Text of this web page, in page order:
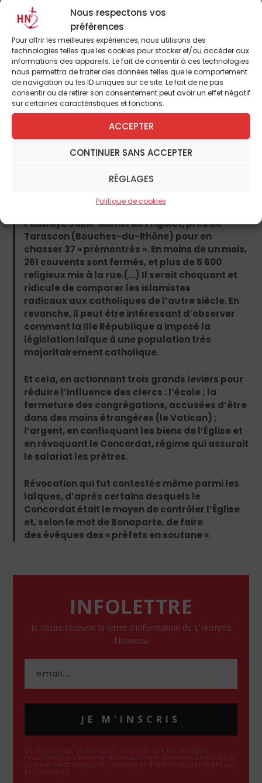
Nous respectons vos
préférences
Pour offrir les meilleures expériences, nous utilisons des
technologies telles que les cookies pour stocker et/ou accéder aux
informations des appareils. Le fait de consentir à ces technologies
nous permettra de traiter des données telles que le comportement
de navigation ou les ID uniques sur ce site. Le fait de ne pas
consentir ou de retirer son consentement peut avoir un effet négatif
sur certaines caractéristiques et fonctions.
ACCEPTER
CONTINUER SANS ACCEPTER
RÉGLAGES
Politique de cookies
trois aux autres congrégations pour déposer
une demande d’autorisation. Il n’y avait alors
en France que cinq congrégations d’hommes à
détenir cette autorisation, et les autres
vivaient jusque-là sans être inquiétées. C’est
terminé !
Une vague d’expulsions s’abat sur elles, à
commencer par la Compagnie de Jésus : au
petit matin du 30 juin 1880, la police force le
portail de la maison mère, rue de Sèvres, à
Paris, et fait sortir les religieux de leurs
cellules. Des scènes semblables se déroulent
dans tout le pays, avec souvent l’intervention
de l’armée : un régiment d’infanterie et cinq
l’abbaye Saint-Michel de Frigolet, près de
Tarascon (Bouches-du-Rhône) pour en
chasser 37 « prémontrés ». En moins de un mois,
261 couvents sont fermés, et plus de 5 600
religieux mis à la rue.(…) Il serait choquant et
ridicule de comparer les islamistes
radicaux aux catholiques de l’autre siècle. En
revanche, il peut être intéressant d’observer
comment la IIIe République a imposé la
législation laïque à une population très
majoritairement catholique.
Et cela, en actionnant trois grands leviers pour
réduire l’influence des clercs : l’école ; la
fermeture des congrégations, accusées d’être
dans des mains étrangères (le Vatican) ;
l’argent, en confisquant les biens de l’Église et
en révoquant le Concordat, régime qui assurait
le salariat les prêtres.
Révocation qui fut contestée même parmi les
laïques, d’après certains desquels le
Concordat était le moyen de contrôler l’Église
et, selon le mot de Bonaparte, de faire
des évêques des « préfets en soutane ».
INFOLETTRE
Je désire recevoir la lettre d'information de L'Homme
Nouveau
JE M'INSCRIS
En cliquant sur "Je m'inscris", j'accepte que les données
recueillies par L'Homme Nouveau soient destinées à l'envoi par
courrier électronique de contenus et d'informations relatifs aux
programmes.